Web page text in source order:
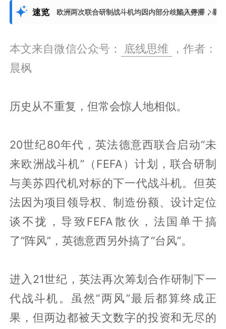
速览 欧洲两次联合研制战斗机均因内部分歧陷入停滞，暴
展开更多
本文来自微信公众号： 底线思维
，作者：
晨枫
历史从不重复，但常会惊人地相似。
20世纪80年代，英法德意西联合启动“未
来欧洲战斗机”（FEFA）计划，联合研制
与美苏四代机对标的下一代战斗机。但英
法因为项目领导权、制造份额、设计定位
谈不拢，导致FEFA散伙，法国单干搞
了“阵风”，英德意西另外搞了“台风”。
进入21世纪，英法再次筹划合作研制下一
代战斗机。虽然“两风”最后都算终成正
果，但两边都被天文数字的投资和无尽的